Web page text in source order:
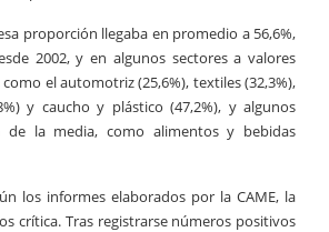
proporción llegaba en promedio a 56,6%,
2002, y en algunos sectores a valores
el automotriz (25,6%), textiles (32,3%),
y caucho y plástico (47,2%), y algunos
de la media, como alimentos y bebidas
los informes elaborados por la CAME, la
crítica. Tras registrarse números positivos